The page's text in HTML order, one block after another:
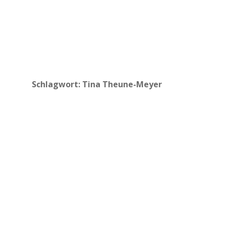
Schlagwort: Tina Theune-Meyer